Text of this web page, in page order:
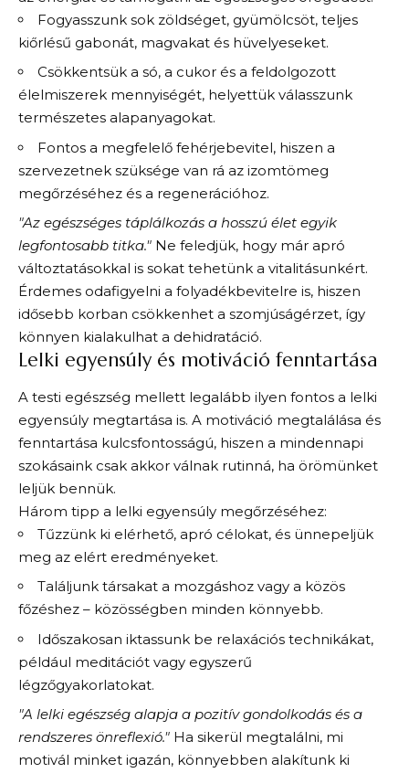
Fogyasszunk sok zöldséget, gyümölcsöt, teljes
kiőrlésű gabonát, magvakat és hüvelyeseket.
Csökkentsük a só, a cukor és a feldolgozott
élelmiszerek mennyiségét, helyettük válasszunk
természetes alapanyagokat.
Fontos a megfelelő fehérjebevitel, hiszen a
szervezetnek szüksége van rá az izomtömeg
megőrzéséhez és a regenerációhoz.
"Az egészséges táplálkozás a hosszú élet egyik
legfontosabb titka." Ne feledjük, hogy már apró
változtatásokkal is sokat tehetünk a vitalitásunkért.
Érdemes odafigyelni a folyadékbevitelre is, hiszen
idősebb korban csökkenhet a szomjúságérzet, így
könnyen kialakulhat a dehidratáció.
Lelki egyensúly és motiváció fenntartása
A testi egészség mellett legalább ilyen fontos a lelki
egyensúly megtartása is. A motiváció megtalálása és
fenntartása kulcsfontosságú, hiszen a mindennapi
szokásaink csak akkor válnak rutinná, ha örömünket
leljük bennük.
Három tipp a lelki egyensúly megőrzéséhez:
Tűzzünk ki elérhető, apró célokat, és ünnepeljük
meg az elért eredményeket.
Találjunk társakat a mozgáshoz vagy a közös
főzéshez – közösségben minden könnyebb.
Időszakosan iktassunk be relaxációs technikákat,
például meditációt vagy egyszerű
légzőgyakorlatokat.
"A lelki egészség alapja a pozitív gondolkodás és a
rendszeres önreflexió." Ha sikerül megtalálni, mi
motivál minket igazán, könnyebben alakítunk ki